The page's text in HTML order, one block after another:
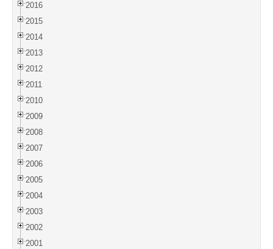
2016
2015
2014
2013
2012
2011
2010
2009
2008
2007
2006
2005
2004
2003
2002
2001